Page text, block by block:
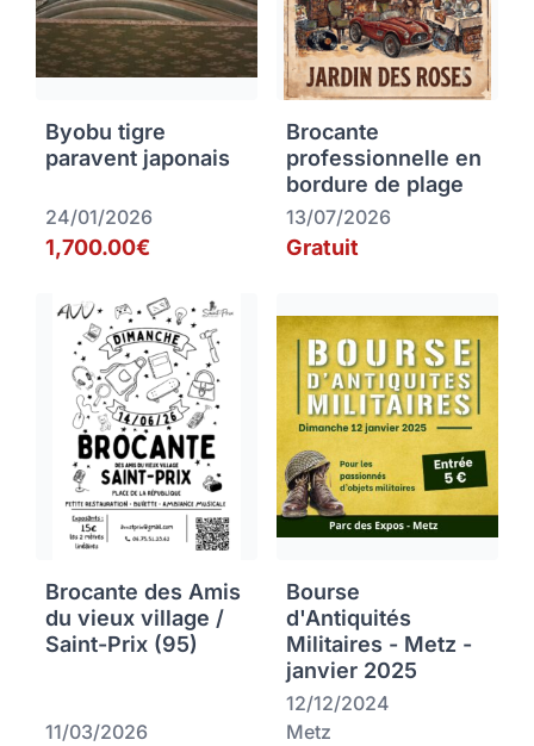
Byobu tigre
paravent japonais
24/01/2026
1,700.00€
Brocante
professionnelle en
bordure de plage
13/07/2026
Gratuit
Brocante des Amis
du vieux village /
Saint-Prix (95)
11/03/2026
Bourse
d'Antiquités
Militaires - Metz -
janvier 2025
12/12/2024
Metz